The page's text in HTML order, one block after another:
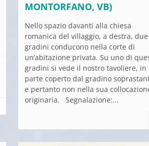
MONTORFANO, VB)
Nello spazio davanti alla chiesa
romanica del villaggio, a destra, due
gradini conducono nella corte di
un’abitazione privata. Su uno di
gradini si vede il nostro tavoliere, in
parte coperto dal gradino
e pertanto non nella sua
originaria. Segnalazione:...